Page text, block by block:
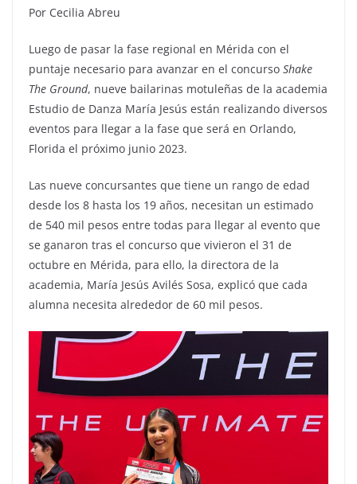
Por Cecilia Abreu
Luego de pasar la fase regional en Mérida con el
puntaje necesario para avanzar en el concurso Shake
The Ground, nueve bailarinas motuleñas de la academia
Estudio de Danza María Jesús están realizando diversos
eventos para llegar a la fase que será en Orlando,
Florida el próximo junio 2023.
Las nueve concursantes que tiene un rango de edad
desde los 8 hasta los 19 años, necesitan un estimado
de 540 mil pesos entre todas para llegar al evento que
se ganaron tras el concurso que vivieron el 31 de
octubre en Mérida, para ello, la directora de la
academia, María Jesús Avilés Sosa, explicó que cada
alumna necesita alrededor de 60 mil pesos.